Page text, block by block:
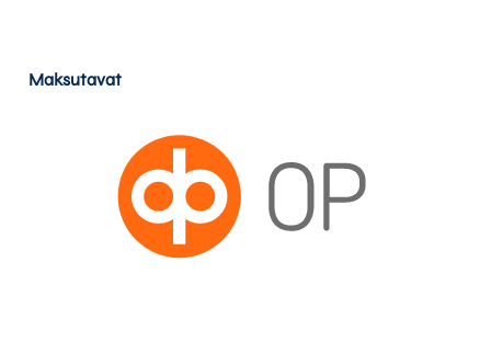
Maksutavat